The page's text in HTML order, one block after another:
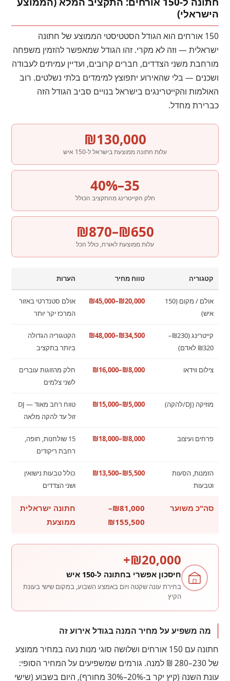
הישראלי)
150 אורחים הוא הגודל הסטטיסטי הממוצע של חתונה
ישראלית — וזה לא מקרי. זהו הגודל שמאפשר להזמין משפחה
מורחבת משני הצדדים, חברים קרובים, ועדיין עמיתים לעבודה
ושכנים — בלי שהאירוע יתפוצץ למימדים בלתי נשלטים. רוב
האולמות והקייטרינגים בישראל בנויים סביב הגודל הזה
כברירת מחדל.
₪130,000
עלות חתונה ממוצעת בישראל ל-150 איש
35–40%
חלק הקייטרינג מהתקציב הכולל
₪650–₪870
עלות ממוצעת לאורח, כולל הכל
קטגוריה טווח מחיר הערות
אולם / מקום (150
איש)
₪20,000–₪45,000
אולם סטנדרטי באזור
המרכז יקר יותר
קייטרינג (₪230–
₪320 לאדם)
₪34,500–₪48,000
הקטגוריה הגדולה
ביותר בתקציב
צילום ווידאו ₪8,000–₪16,000
חלק מהזוגות עוברים
לשני צלמים
מוזיקה (DJ/להקה) ₪5,000–₪15,000
טווח רחב מאוד — DJ
זול עד להקה מלאה
פרחים ועיצוב ₪8,000–₪18,000
15 שולחנות, חופה,
רחבת ריקודים
הזמנות, הסעות
וטבעות
₪5,500–₪13,500
כולל טבעות נישואין
ושני הצדדים
סה"כ משוער
₪81,000–
₪155,500
חתונה ישראלית
ממוצעת
₪20,000+
חיסכון אפשרי בחתונה ל-150 איש
בחירת עונה שקטה ויום באמצע השבוע, במקום שישי בעונת
הקיץ
מה משפיע על מחיר המנה בגודל אירוע זה
חתונה עם 150 אורחים ושלושה סוגי מנות נעה במחיר ממוצע
של 230–280 ₪ למנה. גורמים שמשפיעים על המחיר הסופי:
עונת השנה (קיץ יקר ב-20%–30% מחורף), היום בשבוע (שישי